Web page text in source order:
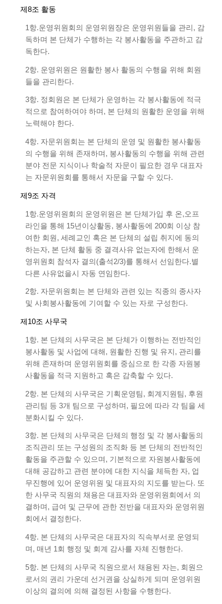
제8조 활동
1항.운영위원회의 운영위원장은 운영위원들을 관리, 감
독하며 본 단체가 수행하는 각 봉사활동을 주관하고 감
독한다.
2항. 운영위원은 원활한 봉사 활동의 수행을 위해 회원
들을 관리한다.
3항. 정회원은 본 단체가 운영하는 각 봉사활동에 적극
적으로 참여하여야 하며, 본 단체의 원활한 운영을 위해
노력해야 한다.
4항. 자문위원회는 본 단체의 운영 및 원활한 봉사활동
의 수행을 위해 존재하며, 봉사활동의 수행을 위해 관련
분야 전문 지식이나 학술적 자문이 필요한 경우 대표자
는 자문위원회를 통해서 자문을 구할 수 있다.
제9조 자격
1항.운영위원회의 운영위원은 본 단체가입 후 온,오프
라인을 통해 15년이상활동, 봉사활동에 200회 이상 참
여한 회원, 세례교인 혹은 본 단체의 설립 취지에 동의
하는자, 본 단체 활동 중 결격사유 없는자에 한해서 운
영위원회 참석자 결의(출석2/3)를 통해서 선임한다.별
다른 사유없을시 자동 연임한다.
2항. 자문위원회는 본 단체와 관련 있는 직종의 종사자
및 사회봉사활동에 기여할 수 있는 자로 구성한다.
제10조 사무국
1항. 본 단체의 사무국은 본 단체가 이행하는 전반적인
봉사활동 및 사업에 대해, 원활한 진행 및 유지, 관리를
위해 존재하며 운영위원회를 중심으로 한 각종 자원봉
사활동을 적극 지원하고 혹은 감축할 수 있다.
2항. 본 단체의 사무국은 기획운영팀, 회계지원팀, 후원
관리팀 등 3개 팀으로 구성하며, 필요에 따라 각 팀을 세
분화시킬 수 있다.
3항. 본 단체의 사무국은 단체의 행정 및 각 봉사활동의
조직관리 또는 구성원의 조직화 등 본 단체의 전반적인
활동을 주관할 수 있으며, 기본적으로 자원봉사활동에
대해 공감하고 관련 분야에 대한 지식을 체득한 자, 업
무진행에 있어 운영위원 및 대표자의 지도를 받는다. 또
한 사무국 직원의 채용은 대표자와 운영위원회에서 의
결하며, 급여 및 근무에 관한 전반을 대표자와 운영위원
회에서 결정한다.
4항. 본 단체의 사무국은 대표자의 직속부서로 운영되
며, 매년 1회 행정 및 회계 감사를 자체 진행한다.
5항. 본 단체의 사무국 직원으로서 채용된 자는, 회원으
로서의 권리 가운데 선거권을 상실하게 되며 운영위원
이상의 결의에 의해 결정된 사항을 수행한다.